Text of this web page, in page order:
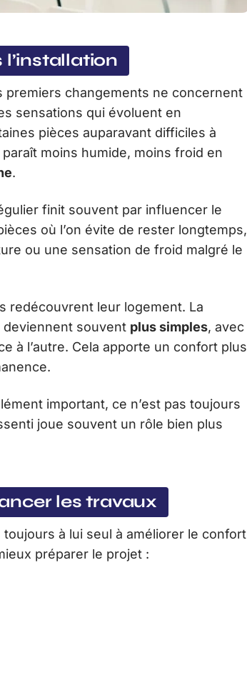
premiers changements ne concernent
sensations qui évoluent en
pièces auparavant difficiles à
moins humide, moins froid en
.
finit souvent par influencer le
où l’on évite de rester longtemps,
ou une sensation de froid malgré le
redécouvrent leur logement. La
deviennent souvent plus simples, avec
à l’autre. Cela apporte un confort plus
important, ce n’est pas toujours
joue souvent un rôle bien plus
les travaux
à lui seul à améliorer le confort
préparer le projet :